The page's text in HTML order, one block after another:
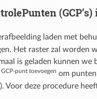
laden met
Het raster zal worden
is geladen kunnen
GCP-punt toevoegen om
). Voor deze procedure